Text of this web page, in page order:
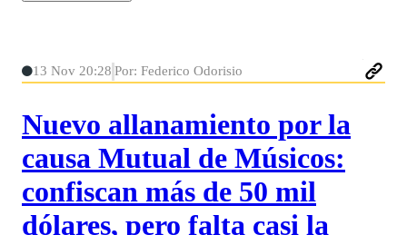
13 Nov 20:28 Por: Federico Odorisio
Nuevo allanamiento por la
causa Mutual de Músicos:
confiscan más de 50 mil
dólares, pero falta casi la